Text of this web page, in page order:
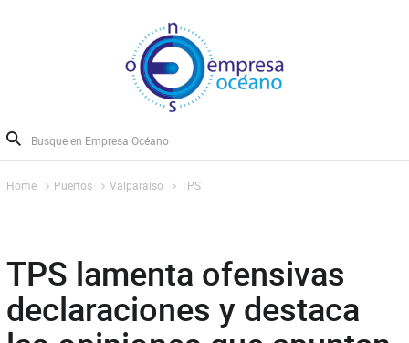
Home Puertos Valparaíso TPS
TPS lamenta ofensivas
declaraciones y destaca